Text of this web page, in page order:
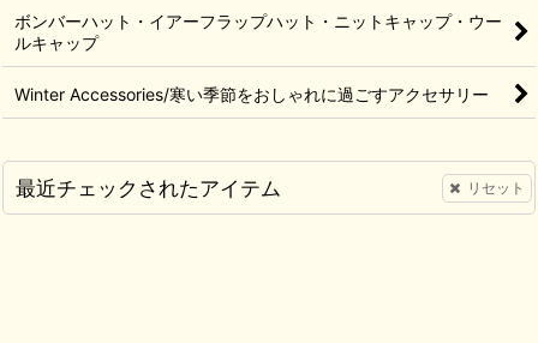
ボンバーハット・イアーフラップハット・ニットキャップ・ウー
ルキャップ
Winter Accessories/寒い季節をおしゃれに過ごすアクセサリー
最近チェックされたアイテム リセット